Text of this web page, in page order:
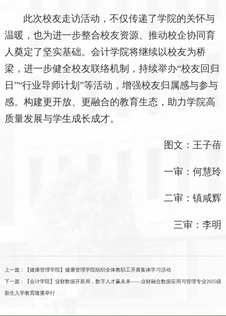
此次校友走访活动，不仅传递了学院的关怀与
温暖，也为进一步整合校友资源、推动校企协同育
人奠定了坚实基础。会计学院将继续以校友为桥
梁，进一步健全校友联络机制，持续举办“校友回归
日”“行业导师计划”等活动，增强校友归属感与参与
感。构建更开放、更融合的教育生态，助力学院高
质量发展与学生成长成才。
图文：王子蓓
一审：何慧玲
二审：镇咸辉
三审：李明
上一篇： 【健康管理学院】健康管理学院组织全体教职工开展集体学习活动
下一篇： 【会计学院】业财数据开新局，数字人才赢未来——业财融合数据应用与管理专业2025级
新生入学教育隆重举行